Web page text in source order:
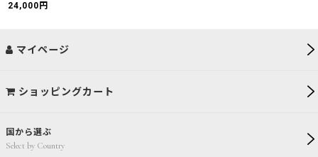
24,000 円
国から選ぶ
Select by Country
マイページ
ショッピングカート